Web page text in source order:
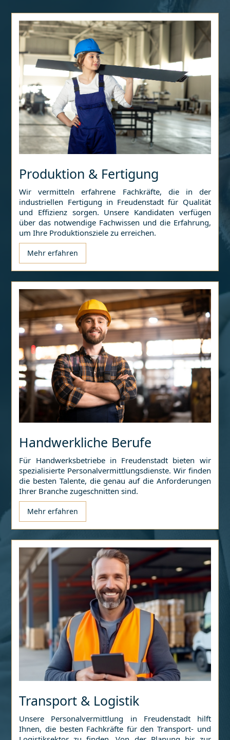
Produktion & Fertigung
Wir vermitteln erfahrene Fachkräfte, die in der
industriellen Fertigung in Freudenstadt für Qualität
und Effizienz sorgen. Unsere Kandidaten verfügen
über das notwendige Fachwissen und die Erfahrung,
um Ihre Produktionsziele zu erreichen.
Mehr erfahren
Handwerkliche Berufe
Für Handwerksbetriebe in Freudenstadt bieten wir
spezialisierte Personalvermittlungsdienste. Wir finden
die besten Talente, die genau auf die Anforderungen
Ihrer Branche zugeschnitten sind.
Mehr erfahren
Transport & Logistik
Unsere Personalvermittlung in Freudenstadthilft
Ihnen, die besten Fachkräfte für den Transport- und